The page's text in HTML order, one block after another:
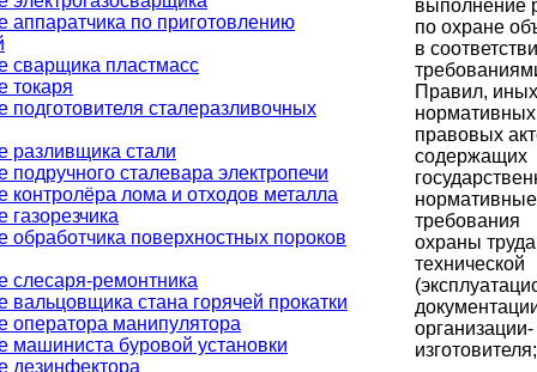
аппаратчика по приготовлению
сварщика пластмасс
токаря
подготовителя сталеразливочных
разливщика стали
подручного сталевара электропечи
контролёра лома и отходов металла
газорезчика
обработчика поверхностных пороков
слесаря-ремонтника
вальцовщика стана горячей прокатки
оператора манипулятора
машиниста буровой установки
дезинфектора
выполнение
по охране
в
Правил, иных
нормативных
правовых
содержащих
нормативные
требования
охраны
технической
организации-
изготовителя;